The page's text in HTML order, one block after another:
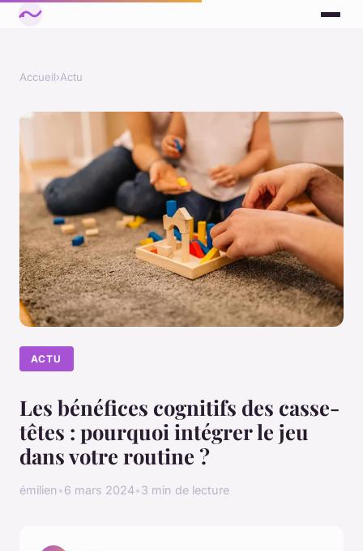
Accueil›Actu
ACTU
Les bénéfices cognitifs des casse-
têtes : pourquoi intégrer le jeu
dans votre routine ?
émilien•6 mars 2024•3 min de lecture